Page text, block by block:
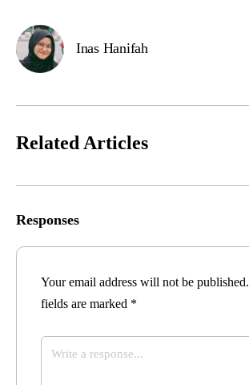
Inas Hanifah
Related Articles
Responses
Your email address will not be published.
fields are marked *